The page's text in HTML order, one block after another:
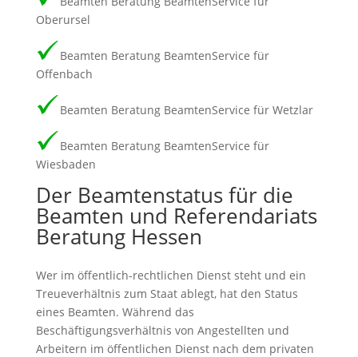
Oberursel
Beamten Beratung BeamtenService für
Offenbach
Beamten Beratung BeamtenService für Wetzlar
Beamten Beratung BeamtenService für
Wiesbaden
Der Beamtenstatus für die
Beamten und Referendariats
Beratung Hessen
Wer im öffentlich-rechtlichen Dienst steht und ein
Treueverhältnis zum Staat ablegt, hat den Status
eines Beamten. Während das
Beschäftigungsverhältnis von Angestellten und
Arbeitern im öffentlichen Dienst nach dem privaten